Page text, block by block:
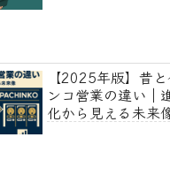
【2025年版】昔
ンコ営業の違い｜
化から見える未来